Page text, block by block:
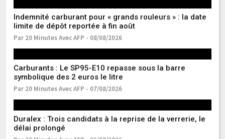
Indemnité carburant pour « grands rouleurs » : la date
limite de dépôt reportée à fin août
Par 20 Minutes Avec AFP - 08/08/2026
Carburants : Le SP95-E10 repasse sous la barre
symbolique des 2 euros le litre
Par 20 Minutes Avec AFP - 07/08/2026
Duralex : Trois candidats à la reprise de la verrerie, le
délai prolongé